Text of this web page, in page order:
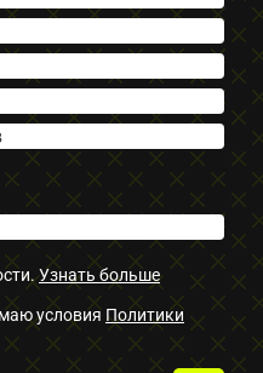
Узнать больше
условия Политики